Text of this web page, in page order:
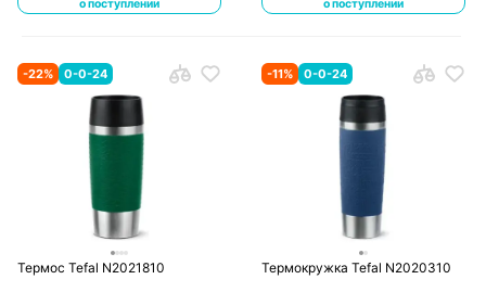
о поступлении
о поступлении
-22% 0-0-24
Термос Tefal N2021810
-11% 0-0-24
Термокружка Tefal N2020310